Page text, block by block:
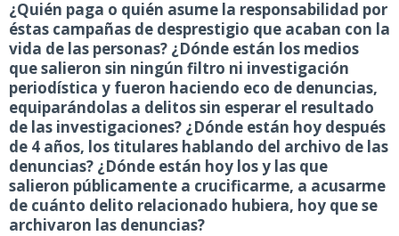
¿Quién paga o quién asume la responsabilidad por
éstas campañas de desprestigio que acaban con la
vida de las personas? ¿Dónde están los medios
que salieron sin ningún filtro ni investigación
periodística y fueron haciendo eco de denuncias,
equiparándolas a delitos sin esperar el resultado
de las investigaciones? ¿Dónde están hoy después
de 4 años, los titulares hablando del archivo de las
denuncias? ¿Dónde están hoy los y las que
salieron públicamente a crucificarme, a acusarme
de cuánto delito relacionado hubiera, hoy que se
archivaron las denuncias?